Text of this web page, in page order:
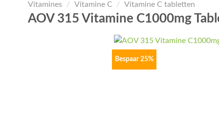
Vitamines / Vitamine C / Vitamine C tabletten
AOV 315 Vitamine C1000mg
Bespaar 25%